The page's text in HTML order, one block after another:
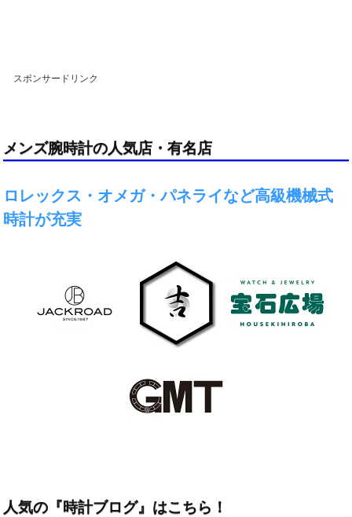
スポンサードリンク
メンズ腕時計の人気店・有名店
ロレックス・オメガ・パネライなど高級機械式
時計が充実
人気の『時計ブログ』はこちら！